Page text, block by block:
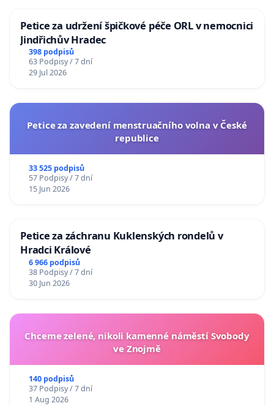
Petice za udržení špičkové péče ORL v nemocnici
Jindřichův Hradec
398 podpisů
63 Podpisy / 7 dní
29 Jul 2026
Petice za zavedení menstruačního volna v České
republice
33 525 podpisů
57 Podpisy / 7 dní
15 Jun 2026
Petice za záchranu Kuklenských rondelů v
Hradci Králové
6 966 podpisů
38 Podpisy / 7 dní
30 Jun 2026
Chceme zelené, nikoli kamenné náměstí Svobody
ve Znojmě
140 podpisů
37 Podpisy / 7 dní
1 Aug 2026